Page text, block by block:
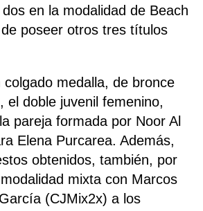
en la modalidad de Beach
poseer otros tres títulos
colgado medalla, de bronce
el doble juvenil femenino,
pareja formada por Noor Al
Elena Purcarea. Además,
obtenidos, también, por
mixta con Marcos
(CJMix2x) a los